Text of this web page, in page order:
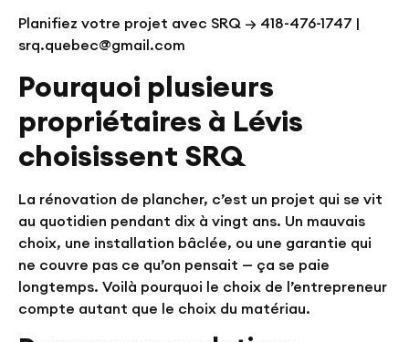
Planifiez votre projet avec SRQ → 418-476-1747 |
srq.quebec@gmail.com
Pourquoi plusieurs
propriétaires à Lévis
choisissent SRQ
La rénovation de plancher, c’est un projet qui se vit
au quotidien pendant dix à vingt ans. Un mauvais
choix, une installation bâclée, ou une garantie qui
ne couvre pas ce qu’on pensait — ça se paie
longtemps. Voilà pourquoi le choix de l’entrepreneur
compte autant que le choix du matériau.